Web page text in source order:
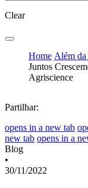
Clear
Home Além da
Juntos
Agriscience
Partilhar:
opens in a new tab
new tab opens in a
Blog
•
30/11/2022